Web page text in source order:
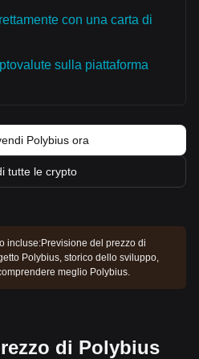
con una carta di
sulla piattaforma
Polybius ora
tutte le crypto
incluse:Previsione del prezzo di
Polybius, storico dello sviluppo,
meglio Polybius.
di Polybius